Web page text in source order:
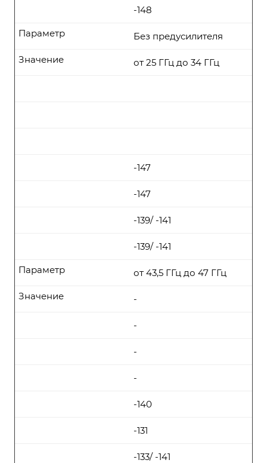
-148
Без предусилителя
Параметр
от 25 ГГц до 34 ГГц
Значение
-147
-147
-139/ -141
-139/ -141
от 43,5 ГГц до 47 ГГц
Параметр
-
Значение
-
-
-
-140
-131
-133/ -141